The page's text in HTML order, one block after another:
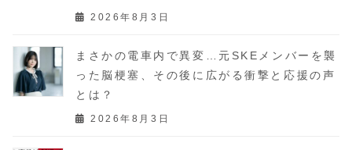
2026年8月3日
まさかの電車内で異変…元SKEメンバーを襲
った脳梗塞、その後に広がる衝撃と応援の声
とは？
2026年8月3日